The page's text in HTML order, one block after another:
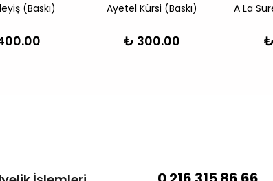
(Baskı) Ayetel Kürsi (Baskı)
₺ 300.00
A La